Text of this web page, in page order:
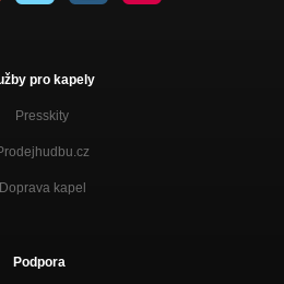
pro kapely
Presskity
Doprava kapel
Podpora